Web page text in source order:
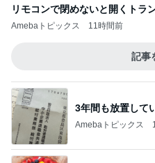
リモコンで閉めないと開くトラ
Amebaトピックス 11時間前
記事
3年間も放置して
Amebaトピックス